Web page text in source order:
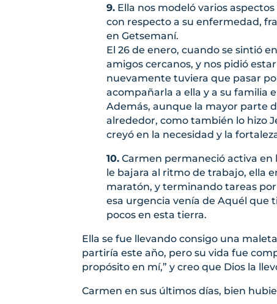
9. Ella nos modeló varios
con respecto a su enfermedad,
en Getsemaní.
El 26 de enero, cuando se sintió
amigos cercanos, y nos pidió
nuevamente tuviera que pasar
acompañarla a ella y a su familia
Además, aunque la mayor parte
alrededor, como también lo hizo
creyó en la necesidad y la
10. Carmen permaneció activa en
le bajara al ritmo de trabajo, ella
maratón, y terminando tareas
esa urgencia venía de Aquél que
pocos en esta tierra.
Ella se fue llevando consigo una
partiría este año, pero su vida fue
propósito en mí,” y creo que Dios la
Carmen en sus últimos días, bien